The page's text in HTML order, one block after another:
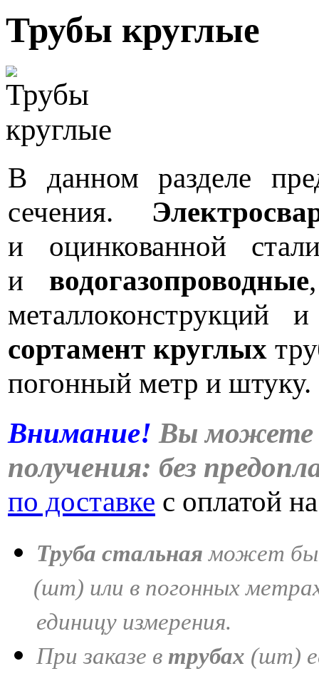
Трубы круглые
В данном разделе
сечения.
и оцинкованной
и водогазопроводные
сортамент круглых
погонный метр и штуку.
Внимание! Вы можете
получения: без
по доставке с оплатой
Труба стальная может
(шт) или в погонных
единицу измерения.
При заказе в трубах (шт)